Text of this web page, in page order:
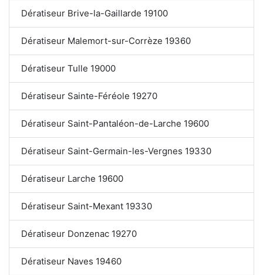
Dératiseur Brive-la-Gaillarde 19100
Dératiseur Malemort-sur-Corrèze 19360
Dératiseur Tulle 19000
Dératiseur Sainte-Féréole 19270
Dératiseur Saint-Pantaléon-de-Larche 19600
Dératiseur Saint-Germain-les-Vergnes 19330
Dératiseur Larche 19600
Dératiseur Saint-Mexant 19330
Dératiseur Donzenac 19270
Dératiseur Naves 19460